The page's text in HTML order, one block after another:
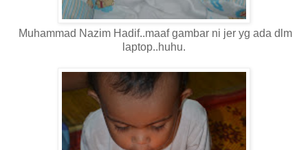
Muhammad Nazim Hadif..maaf gambar ni jer yg ada dlm
laptop..huhu.